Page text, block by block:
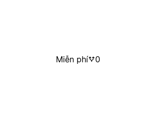
Miễn phí 0